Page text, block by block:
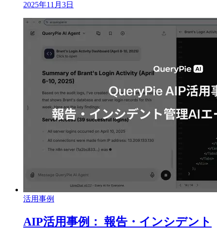
2025年11月3日
活用事例
AIP活用事例： 報告・インシデント